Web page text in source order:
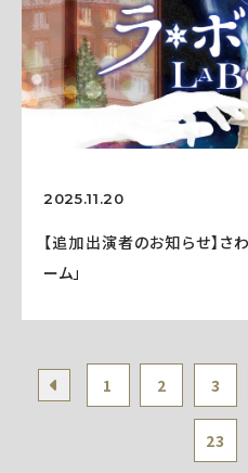
2025.11.20
【追加出演者のお知らせ】さ
ーム」
1 2 3
23